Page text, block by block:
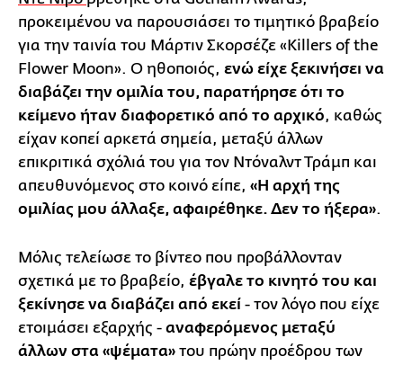
προκειμένου να παρουσιάσει το τιμητικό βραβείο
για την ταινία του Μάρτιν Σκορσέζε «Killers of the
Flower Moon». Ο ηθοποιός, ενώ είχε ξεκινήσει να
διαβάζει την ομιλία του, παρατήρησε ότι το
κείμενο ήταν διαφορετικό από το αρχικό, καθώς
είχαν κοπεί αρκετά σημεία, μεταξύ άλλων
επικριτικά σχόλιά του για τον Ντόναλντ Τράμπ και
απευθυνόμενος στο κοινό είπε, «Η αρχή της
ομιλίας μου άλλαξε, αφαιρέθηκε. Δεν το ήξερα».
Μόλις τελείωσε το βίντεο που προβάλλονταν
σχετικά με το βραβείο, έβγαλε το κινητό του και
ξεκίνησε να διαβάζει από εκεί - τον λόγο που είχε
ετοιμάσει εξαρχής - αναφερόμενος μεταξύ
άλλων στα «ψέματα» του πρώην προέδρου των